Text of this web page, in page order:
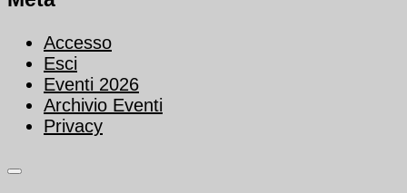
Accesso
Esci
Eventi 2026
Archivio Eventi
Privacy